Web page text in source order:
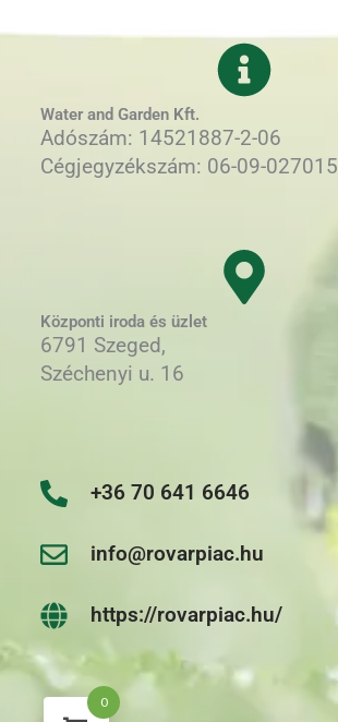
Water and Garden Kft.
Adószám: 14521887-2-06
Cégjegyzékszám: 06-09-027015
Központi iroda és üzlet
6791 Szeged,
Széchenyi u. 16
+36 70 641 6646
info@rovarpiac.hu
https://rovarpiac.hu/
0